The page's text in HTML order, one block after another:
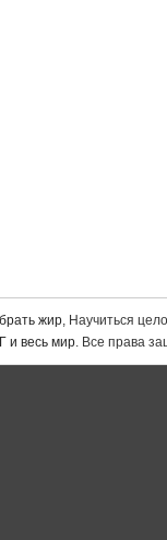
жир, Научиться
и весь мир. Все права